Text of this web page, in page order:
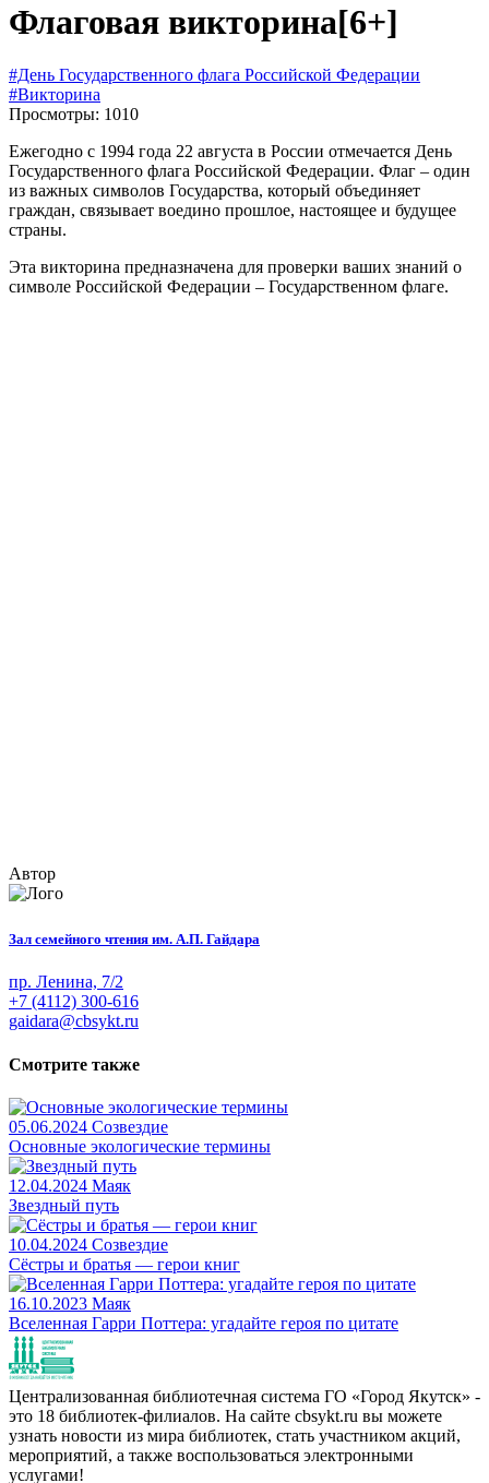
Флаговая викторина[6+]
#День Государственного флага Российской Федерации
#Викторина
Просмотры: 1010
Ежегодно с 1994 года 22 августа в России отмечается День
Государственного флага Российской Федерации. Флаг – один
из важных символов Государства, который объединяет
граждан, связывает воедино прошлое, настоящее и будущее
страны.
Эта викторина предназначена для проверки ваших знаний о
символе Российской Федерации – Государственном флаге.
Автор
Зал семейного чтения им. А.П. Гайдара
пр. Ленина, 7/2
+7 (4112) 300-616
gaidara@cbsykt.ru
Смотрите также
05.06.2024 Созвездие
Основные экологические термины
12.04.2024 Маяк
Звездный путь
10.04.2024 Созвездие
Сёстры и братья — герои книг
16.10.2023 Маяк
Вселенная Гарри Поттера: угадайте героя по цитате
Централизованная библиотечная система ГО «Город Якутск» -
это 18 библиотек-филиалов. На сайте cbsykt.ru вы можете
узнать новости из мира библиотек, стать участником акций,
мероприятий, а также воспользоваться электронными
услугами!